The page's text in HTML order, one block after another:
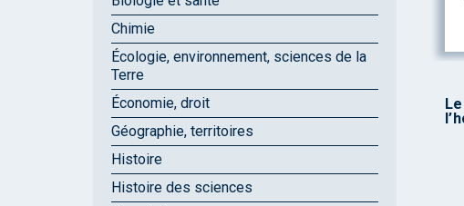
Chimie
Écologie, environnement, sciences de la
Terre
Économie, droit
Géographie, territoires
Histoire
Histoire des sciences